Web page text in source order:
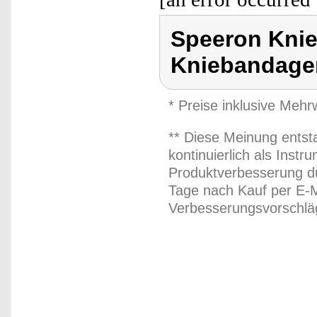
Speeron
* Preise inklusive
** Diese Meinung
kontinuierlich als
Produktverbesserung
Tage nach Kauf per E-